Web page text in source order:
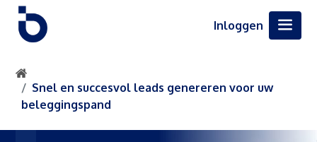
Inloggen
Snel en succesvol leads genereren voor uw
beleggingspand